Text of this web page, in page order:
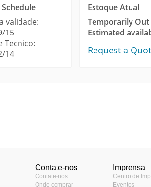
validade:
15
Tecnico:
14
Estoque Atual
Temporarily Out
Estimated
Request a
de segurança de Internet das
Taiwan (TAICS, TCA)
Contate-nos
Contate-nos
Onde comprar
Imprensa
Centro de
Eventos